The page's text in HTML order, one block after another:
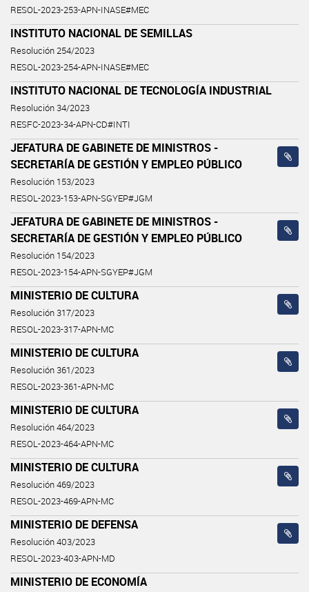
RESOL-2023-253-APN-INASE#MEC
INSTITUTO NACIONAL DE SEMILLAS
Resolución 254/2023
RESOL-2023-254-APN-INASE#MEC
INSTITUTO NACIONAL DE TECNOLOGÍA INDUSTRIAL
Resolución 34/2023
RESFC-2023-34-APN-CD#INTI
JEFATURA DE GABINETE DE MINISTROS -
SECRETARÍA DE GESTIÓN Y EMPLEO PÚBLICO
Resolución 153/2023
RESOL-2023-153-APN-SGYEP#JGM
JEFATURA DE GABINETE DE MINISTROS -
SECRETARÍA DE GESTIÓN Y EMPLEO PÚBLICO
Resolución 154/2023
RESOL-2023-154-APN-SGYEP#JGM
MINISTERIO DE CULTURA
Resolución 317/2023
RESOL-2023-317-APN-MC
MINISTERIO DE CULTURA
Resolución 361/2023
RESOL-2023-361-APN-MC
MINISTERIO DE CULTURA
Resolución 464/2023
RESOL-2023-464-APN-MC
MINISTERIO DE CULTURA
Resolución 469/2023
RESOL-2023-469-APN-MC
MINISTERIO DE DEFENSA
Resolución 403/2023
RESOL-2023-403-APN-MD
MINISTERIO DE ECONOMÍA